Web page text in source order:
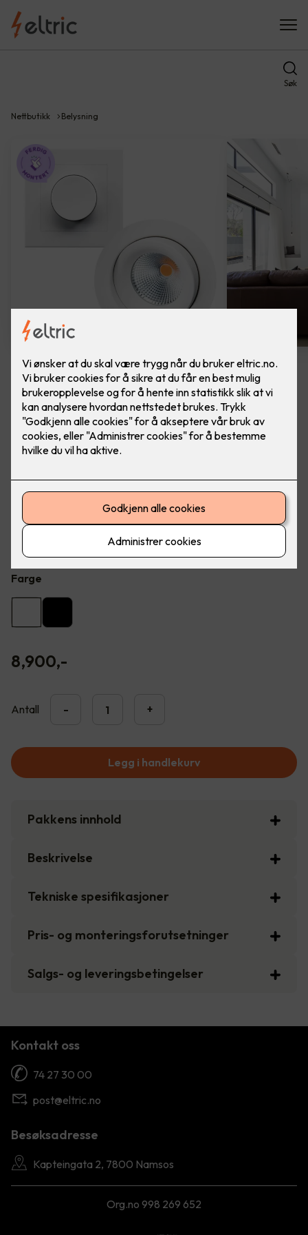
Søk
Nettbutikk Belysning
10 stk hvite LED downlights
rehab inkl. LED dimmer
Ferdig montert - Junistar ECO 2700 m/ LED
Flott LED downlight med 42 graders spredning og 30
graders vipp i to retninger til innendørs bruke, inkl. LED
dimmer. Inkludert montering.
Farge
8,900,-
Antall - +
Legg i handlekurv
Pakkens innhold
Beskrivelse
Tekniske spesifikasjoner
Pris- og monteringsforutsetninger
Salgs- og leveringsbetingelser
Kontakt oss
74 27 30 00
post@eltric.no
Besøksadresse
Kapteingata 2, 7800 Namsos
Org.no 998 269 652